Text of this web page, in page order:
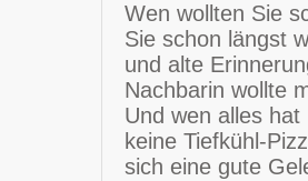
Wen wollten Sie
Sie schon längst
und alte
Nachbarin wollte
Und wen alles
keine Tiefkühl-
sich eine gute